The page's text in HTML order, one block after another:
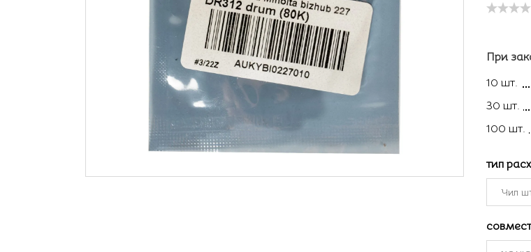
При
10 шт.
30 шт.
100 шт.
тип